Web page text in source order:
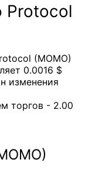
Protocol
(MOMO)
0.0016 $
изменения
торгов - 2.00